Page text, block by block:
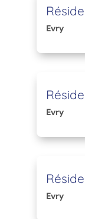
Evry
Evry
Evry